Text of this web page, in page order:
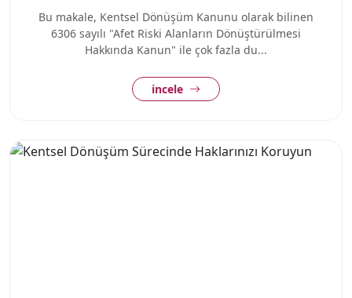
Bu makale, Kentsel Dönüşüm Kanunu olarak bilinen
6306 sayılı "Afet Riski Alanların Dönüştürülmesi
Hakkında Kanun" ile çok fazla du...
incele